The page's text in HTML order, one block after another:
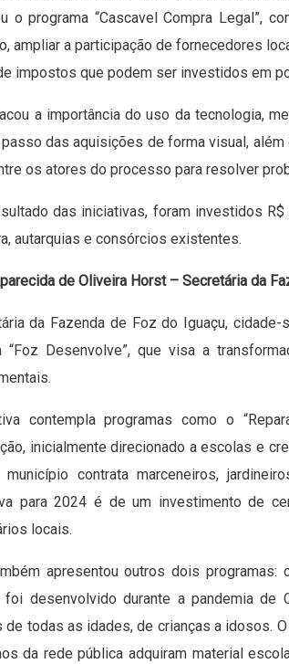
o programa “Cascavel Compra Legal”,
ampliar a participação de fornecedores
impostos que podem ser investidos em
a importância do uso da tecnologia,
das aquisições de forma visual, além
os atores do processo para resolver
das iniciativas, foram investidos
autarquias e consórcios existentes.
de Oliveira Horst – Secretária da
da Fazenda de Foz do Iguaçu,
“Foz Desenvolve”, que visa a
contempla programas como o
inicialmente direcionado a escolas e
município contrata marceneiros,
para 2024 é de um investimento de
locais.
apresentou outros dois programas:
foi desenvolvido durante a pandemia
de todas as idades, de crianças a idosos.
da rede pública adquiram material